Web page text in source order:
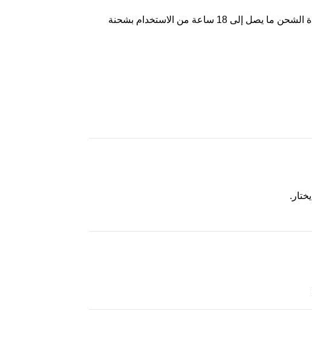
– يوفر خيارات الطاقة حسب تفضيلاتك الشخصية. يوفر الطراز القابل لإعادة الشحن ما يصل إلى 18 ساعة من الاستخدام بشحنة
يختار.